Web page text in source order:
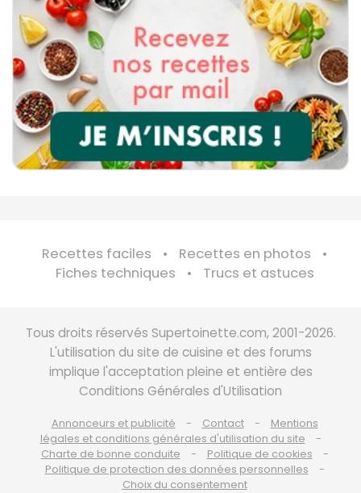
Recettes faciles
Recettes en photos
Fiches techniques
Trucs et astuces
Tous droits réservés Supertoinette.com, 2001-2026.
L'utilisation du site de cuisine et des forums
implique l'acceptation pleine et entière des
Conditions Générales d'Utilisation
Annonceurs et publicité Contact
Mentions
légales et conditions générales d'utilisation du site
Charte de bonne conduite
Politique de cookies
Politique de protection des données personnelles
Choix du consentement